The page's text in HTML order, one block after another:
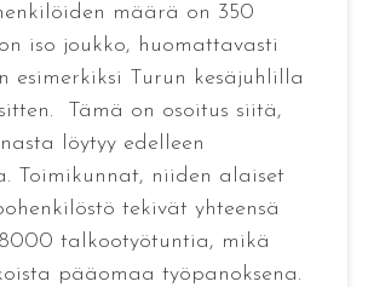
määrä on 350
iso joukko, huomattavasti
esimerkiksi Turun kesäjuhlilla
Tämä on osoitus siitä,
löytyy edelleen
Toimikunnat, niiden alaiset
tekivät yhteensä
talkootyötuntia, mikä
pääomaa työpanoksena.